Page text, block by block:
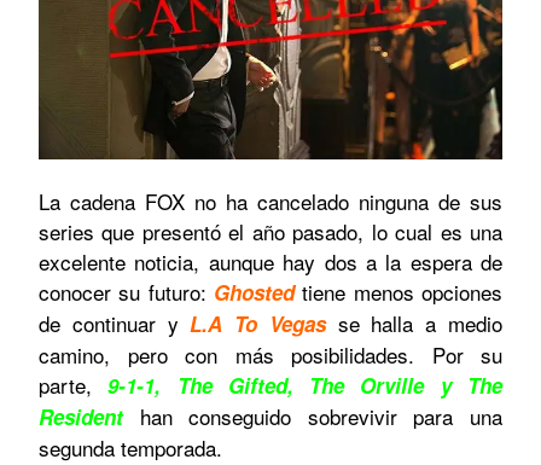
La cadena FOX no ha cancelado ninguna de sus
series que presentó el año pasado, lo cual es una
excelente noticia, aunque hay dos a la espera de
conocer su futuro: Ghostedtiene menos opciones
de continuar yL.A To Vegasse halla a medio
camino, pero con más posibilidades. Por su
parte,9-1-1, The Gifted, The Orville y The
Residenthan conseguido sobrevivir para una
segunda temporada.